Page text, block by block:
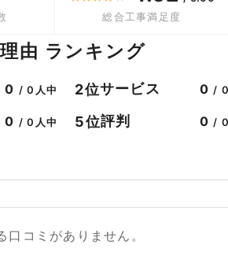
総合工事満足度
由 ランキング
0 / 0人中 2位サービス 0/
0 / 0人中 5位評判 0/
口コミがありません。